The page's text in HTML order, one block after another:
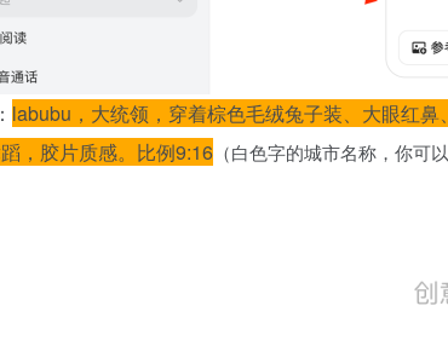
labubu，大统领，穿着棕色毛绒兔子装、大眼红
，胶片质感。比例9:16 （白色字的城市名称，你可